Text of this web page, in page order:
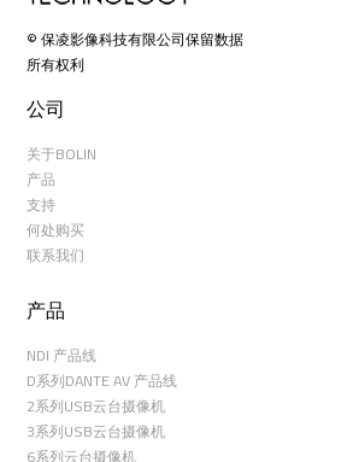
© 保凌影像科技有限公司保留数据
所有权利
公司
关于BOLIN
产品
支持
何处购买
联系我们
产品
NDI 产品线
D系列DANTE AV 产品线
2系列USB云台摄像机
3系列USB云台摄像机
6系列云台摄像机